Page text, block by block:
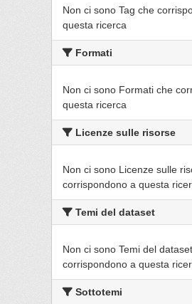
Non ci sono Tag che
questa ricerca
Formati
Non ci sono Formati che
questa ricerca
Licenze sulle risorse
Non ci sono Licenze sulle
corrispondono a questa
Temi del dataset
Non ci sono Temi del
corrispondono a questa
Sottotemi